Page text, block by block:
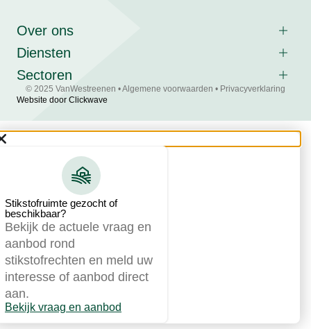
Over ons
Diensten
Sectoren
Website door Clickwave
© 2025 VanWestreenen •Algemene voorwaarden • Privacyverklaring
Stikstofruimte gezocht of
beschikbaar?
Bekijk de actuele vraag en
aanbod rond
stikstofrechten en meld uw
interesse of aanbod direct
aan.
Bekijk vraag en aanbod